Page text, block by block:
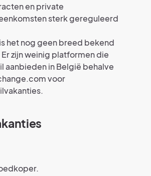
en private
sterk gereguleerd
het nog geen breed bekend
zijn weinig platformen die
aanbieden in België behalve
voor